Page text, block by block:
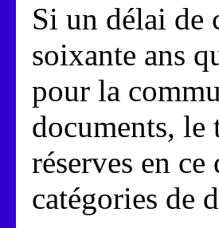
Si un délai de
soixante ans
pour la
documents, le
réserves en
catégories de